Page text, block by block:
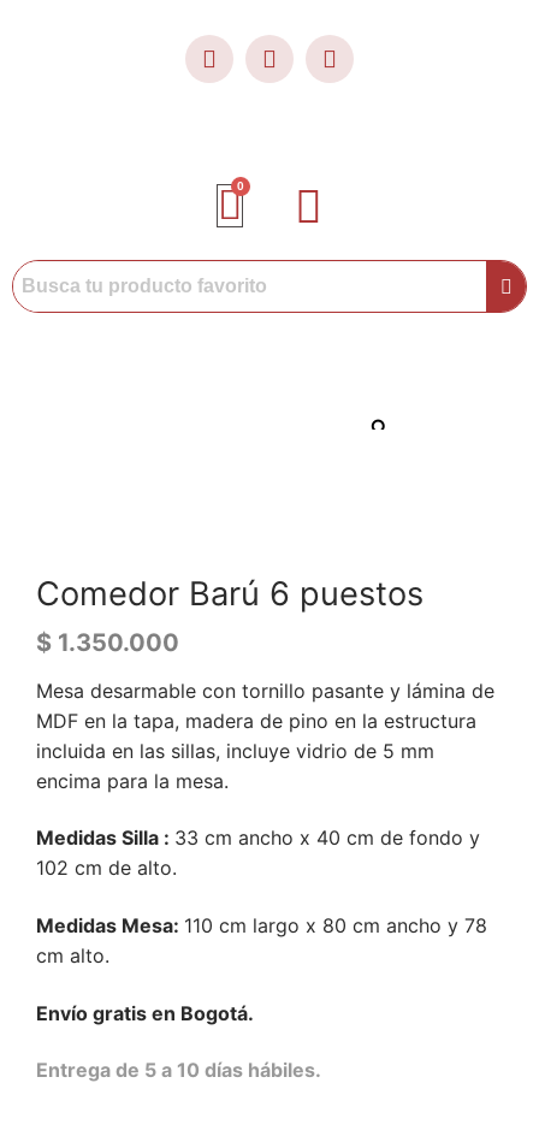
Comedor Barú 6 puestos
$ 1.350.000
Mesa desarmable con tornillo pasante y lámina de
MDF en la tapa, madera de pino en la estructura
incluida en las sillas, incluye vidrio de 5 mm
encima para la mesa.
Medidas Silla : 33 cm ancho x 40 cm de fondo y
102 cm de alto.
Medidas Mesa: 110 cm largo x 80 cm ancho y 78
cm alto.
Envío gratis en Bogotá.
Entrega de 5 a 10 días hábiles.